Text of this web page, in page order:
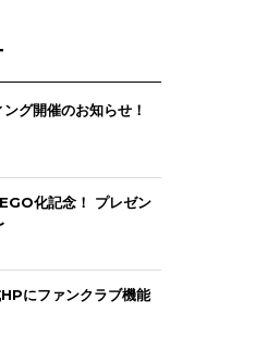
グ開催のお知らせ！
化記念！ プレゼン
にファンクラブ機能